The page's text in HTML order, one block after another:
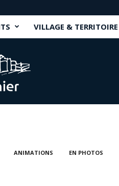
VILLAGE & TERRITOIRE
ANIMATIONS EN PHOTOS